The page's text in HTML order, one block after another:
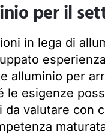
per il
in lega di
alluminio per
le esigenze
valutare con